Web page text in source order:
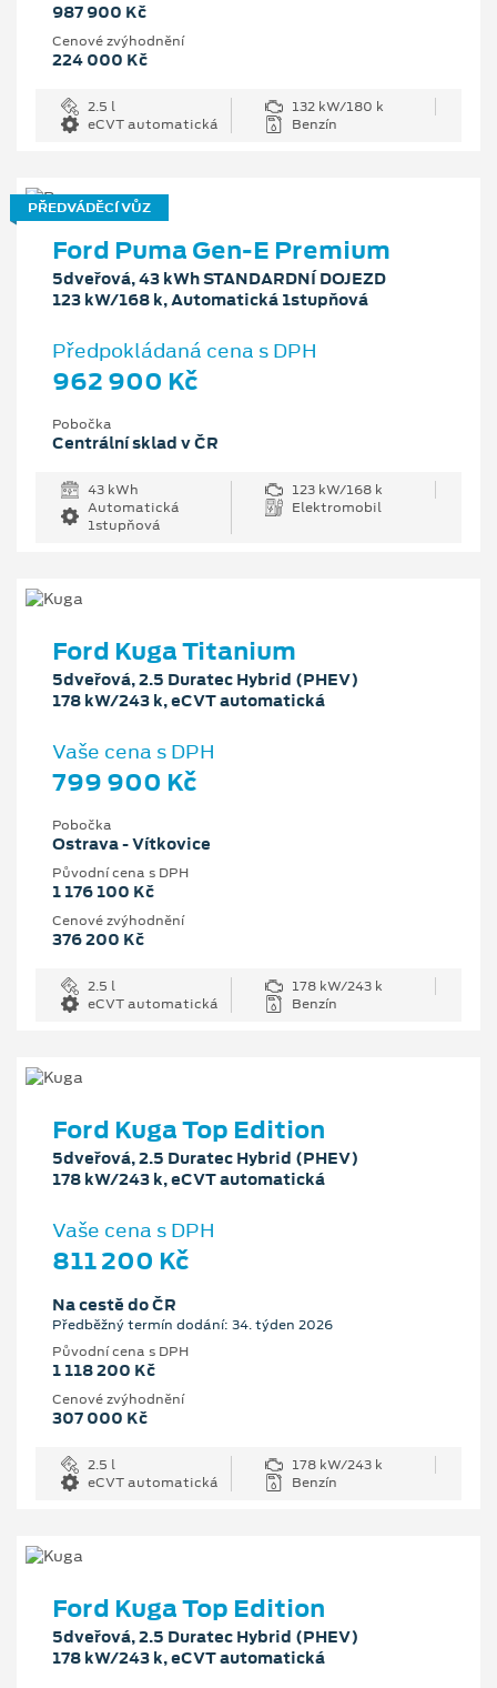
987 900 Kč
Cenové zvýhodnění
224 000 Kč
2.5 l
132 kW/180 k
eCVT automatická
Benzín
PŘEDVÁDĚCÍ VŮZ
Ford Puma Gen-E Premium
5dveřová, 43 kWh STANDARDNÍ DOJEZD
123 kW/168 k, Automatická 1stupňová
Předpokládaná cena s DPH
962 900 Kč
Pobočka
Centrální sklad v ČR
43 kWh
123 kW/168 k
Automatická
1stupňová
Elektromobil
Ford Kuga Titanium
5dveřová, 2.5 Duratec Hybrid (PHEV)
178 kW/243 k, eCVT automatická
Vaše cena s DPH
799 900 Kč
Pobočka
Ostrava - Vítkovice
Původní cena s DPH
1 176 100 Kč
Cenové zvýhodnění
376 200 Kč
2.5 l
178 kW/243 k
eCVT automatická
Benzín
Ford Kuga Top Edition
5dveřová, 2.5 Duratec Hybrid (PHEV)
178 kW/243 k, eCVT automatická
Vaše cena s DPH
811 200 Kč
Na cestě do ČR
Předběžný termín dodání: 34. týden 2026
Původní cena s DPH
1 118 200 Kč
Cenové zvýhodnění
307 000 Kč
2.5 l
178 kW/243 k
eCVT automatická
Benzín
Ford Kuga Top Edition
5dveřová, 2.5 Duratec Hybrid (PHEV)
178 kW/243 k, eCVT automatická